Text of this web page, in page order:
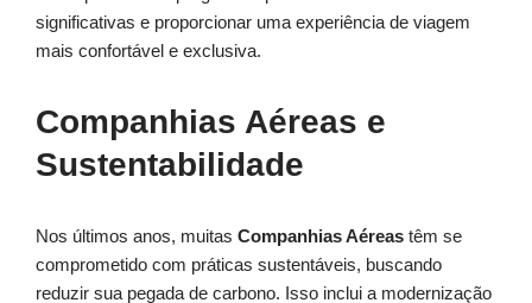
significativas e proporcionar uma experiência de viagem
mais confortável e exclusiva.
Companhias Aéreas e
Sustentabilidade
Nos últimos anos, muitas Companhias Aéreas têm se
comprometido com práticas sustentáveis, buscando
reduzir sua pegada de carbono. Isso inclui a modernização